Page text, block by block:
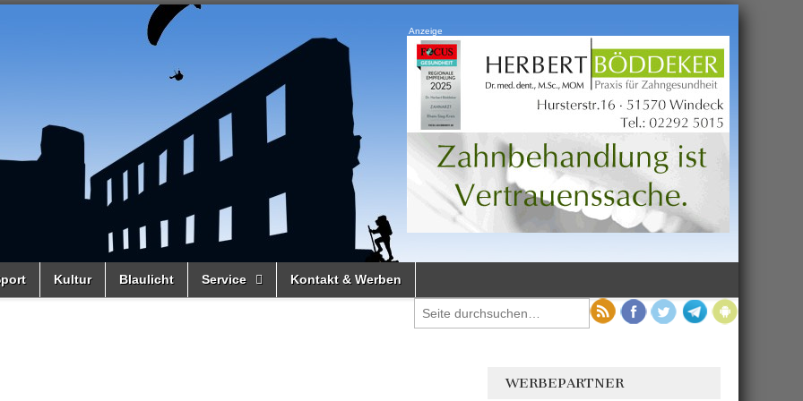
Anzeige
Kultur Blaulicht Service Kontakt & Werben
WERBEPARTNER